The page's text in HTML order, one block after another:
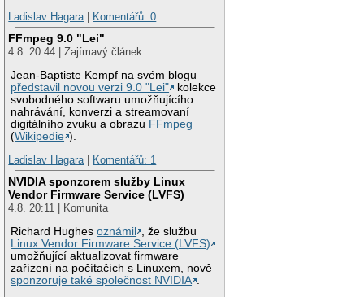
Ladislav Hagara| Komentářů: 0
FFmpeg 9.0 "Lei"
4.8. 20:44 | Zajímavý článek
Jean-Baptiste Kempf na svém blogu
představil novou verzi 9.0 "Lei"
kolekce
svobodného softwaru umožňujícího
nahrávání, konverzi a streamovaní
digitálního zvuku a obrazu FFmpeg
(Wikipedie ).
Ladislav Hagara| Komentářů: 1
NVIDIA sponzorem služby Linux
Vendor Firmware Service (LVFS)
4.8. 20:11 | Komunita
Richard Hughesoznámil
, že službu
Linux Vendor Firmware Service (LVFS)
umožňující aktualizovat firmware
zařízení na počítačích s Linuxem, nově
sponzoruje také společnost NVIDIA